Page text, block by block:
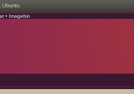
Ubuntu.
• Imagebin